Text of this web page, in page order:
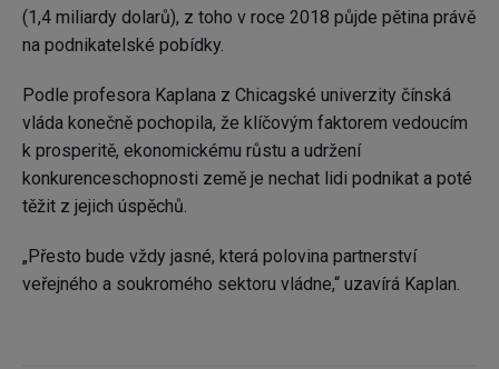
(1,4 miliardy dolarů), z toho v roce 2018 půjde pětina právě
na podnikatelské pobídky.
Podle profesora Kaplana z Chicagské univerzity čínská
vláda konečně pochopila, že klíčovým faktorem vedoucím
k prosperitě, ekonomickému růstu a udržení
konkurenceschopnosti země je nechat lidi podnikat a poté
těžit z jejich úspěchů.
„Přesto bude vždy jasné, která polovina partnerství
veřejného a soukromého sektoru vládne,“ uzavírá Kaplan.